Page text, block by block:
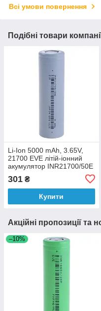
Всі умови повернення
Подібні товари
Li-Ion 5000 mAh, 3.65V,
21700 EVE літій-іонний
акумулятор INR21700/50E
301 ₴
Купити
Акційні пропозиції та
–10%